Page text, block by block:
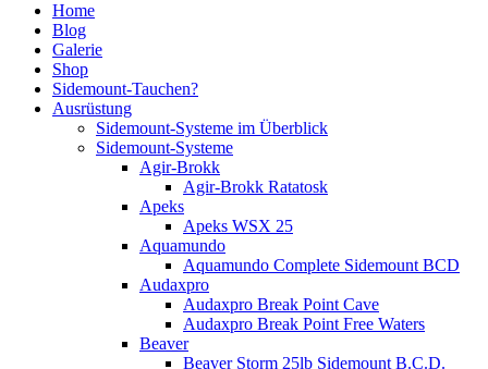
Home
Blog
Galerie
Shop
Sidemount-Tauchen?
Ausrüstung
Sidemount-Systeme im Überblick
Sidemount-Systeme
Agir-Brokk
Agir-Brokk Ratatosk
Apeks
Apeks WSX 25
Aquamundo
Aquamundo Complete Sidemount BCD
Audaxpro
Audaxpro Break Point Cave
Audaxpro Break Point Free Waters
Beaver
Beaver Storm 25lb Sidemount B.C.D.